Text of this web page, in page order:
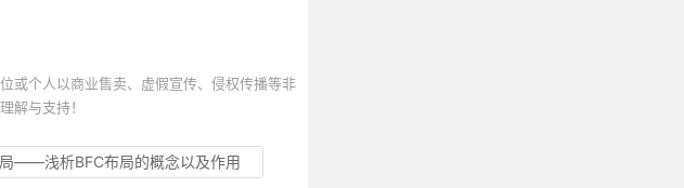
或个人以商业售卖、虚假宣传、侵权传播等非
解与支持！
——浅析BFC布局的概念以及作用